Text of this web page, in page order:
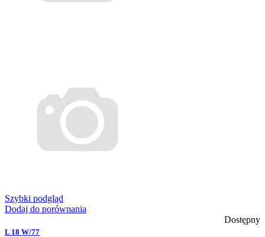
Szybki podgląd
Dodaj do porównania
Dostępny
L 18 W/77